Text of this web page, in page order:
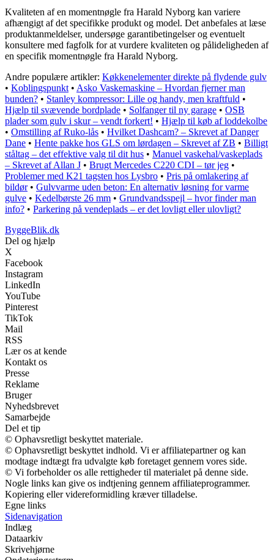
Kvaliteten af en momentnøgle fra Harald Nyborg kan variere
afhængigt af det specifikke produkt og model. Det anbefales at læse
produktanmeldelser, undersøge garantibetingelser og eventuelt
konsultere med fagfolk for at vurdere kvaliteten og pålideligheden af
en specifik momentnøgle fra Harald Nyborg.
Andre populære artikler: Køkkenelementer direkte på flydende gulv
• Koblingspunkt • Asko Vaskemaskine – Hvordan fjerner man
bunden? • Stanley kompressor: Lille og handy, men kraftfuld •
Hjælp til svævende bordplade • Solfanger til ny garage • OSB
plader som gulv i skur – vendt forkert! • Hjælp til køb af loddekolbe
• Omstilling af Ruko-lås • Hvilket Dashcam? – Skrevet af Danger
Dane • Hente pakke hos GLS om lørdagen – Skrevet af ZB • Billigt
ståltag – det effektive valg til dit hus • Manuel vaskehal/vaskeplads
– Skrevet af Allan J • Brugt Mercedes C220 CDI – tør jeg •
Problemer med K21 tagsten hos Lysbro • Pris på omlakering af
bildør• Gulvvarme uden beton: En alternativ løsning for varme
gulve • Kedelbørste 26 mm • Grundvandsspejl – hvor finder man
info? • Parkering på vendeplads – er det lovligt eller ulovligt?
ByggeBlik.dk
Del og hjælp
X
Facebook
Instagram
LinkedIn
YouTube
Pinterest
TikTok
Mail
RSS
Lær os at kende
Kontakt os
Presse
Reklame
Bruger
Nyhedsbrevet
Samarbejde
Del et tip
© Ophavsretligt beskyttet materiale.
© Ophavsretligt beskyttet indhold. Vi er affiliatepartner og kan
modtage indtægt fra udvalgte køb foretaget gennem vores side.
© Vi forbeholder os alle rettigheder til materialet på denne side.
Nogle links kan give os indtjening gennem affiliateprogrammer.
Kopiering eller videreformidling kræver tilladelse.
Egne links
Sidenavigation
Indlæg
Dataarkiv
Skrivehjørne